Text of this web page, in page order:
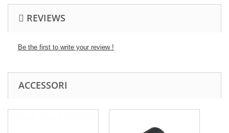
REVIEWS
Be the first to write your review !
ACCESSORI